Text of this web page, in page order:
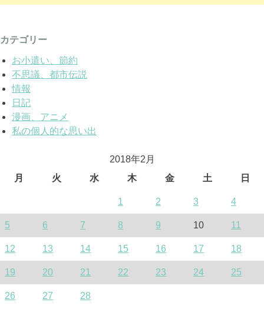
カテゴリー
お小遣い、節約
不思議、都市伝説
情報
日記
漫画、アニメ
私の個人的な思い出
2018年2月
月
火 水 木 金 土 日
1 2 3 4
5 6 7 8 9 10 11
12 13 14 15 16 17 18
19 20 21 22 23 24 25
26 27 28